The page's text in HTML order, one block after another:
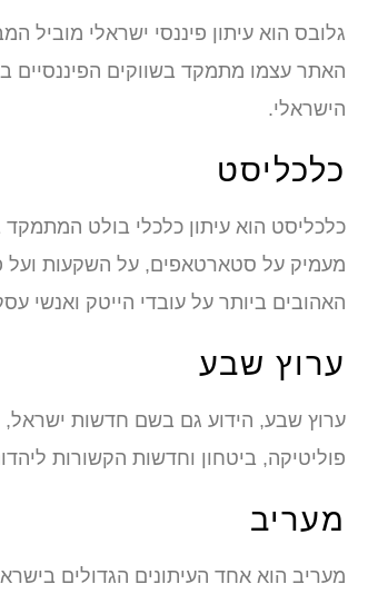
גלובס הוא עיתון פיננסי ישראלי מוביל
האתר עצמו מתמקד בשווקים הפיננסיים
הישראלי.
כלכליסט
כלכליסט הוא עיתון כלכלי בולט
מעמיק על סטארטאפים, על השקעות ועל
האהובים ביותר על עובדי הייטק ואנשי
ערוץ שבע
ערוץ שבע, הידוע גם בשם חדשות ישראל,
פוליטיקה, ביטחון וחדשות הקשורות
מעריב
מעריב הוא אחד העיתונים הגדולים